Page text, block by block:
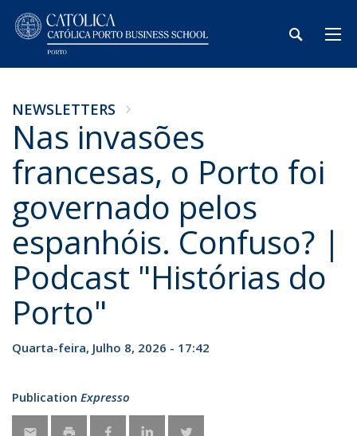
NEWSLETTERS
Nas invasões
francesas, o Porto foi
governado pelos
espanhóis. Confuso? |
Podcast "Histórias do
Porto"
Quarta-feira, Julho 8, 2026 - 17:42
Publication Expresso